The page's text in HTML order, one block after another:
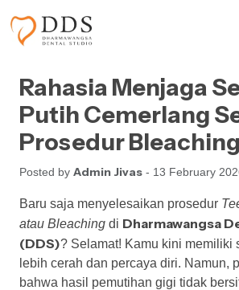
Rahasia Menjaga
Putih Cemerlang
Prosedur Bleaching
Posted by Admin Jivas - 13 February
Baru saja menyelesaikan prosedur
atau Bleaching di Dharmawangsa
(DDS)? Selamat! Kamu kini memiliki
lebih cerah dan percaya diri. Namun,
bahwa hasil pemutihan gigi tidak